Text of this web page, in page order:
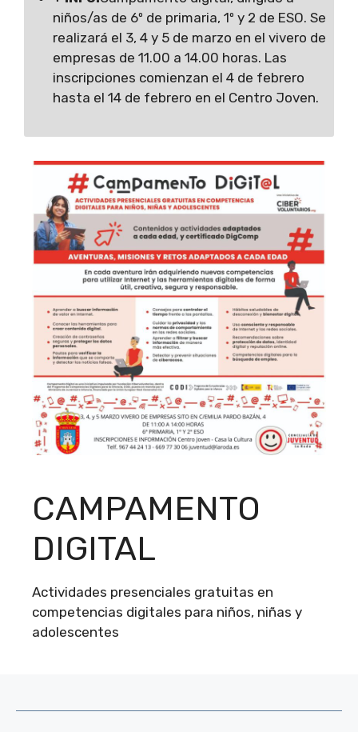
CAMPAMENTO
DIGITAL
Actividades presenciales gratuitas en
competencias digitales para niños, niñas y
adolescentes
niños/as de 6º de primaria, 1º y 2 de ESO. Se
realizará el 3, 4 y 5 de marzo en el vivero de
empresas de 11.00 a 14.00 horas. Las
inscripciones comienzan el 4 de febrero
hasta el 14 de febrero en el Centro Joven.